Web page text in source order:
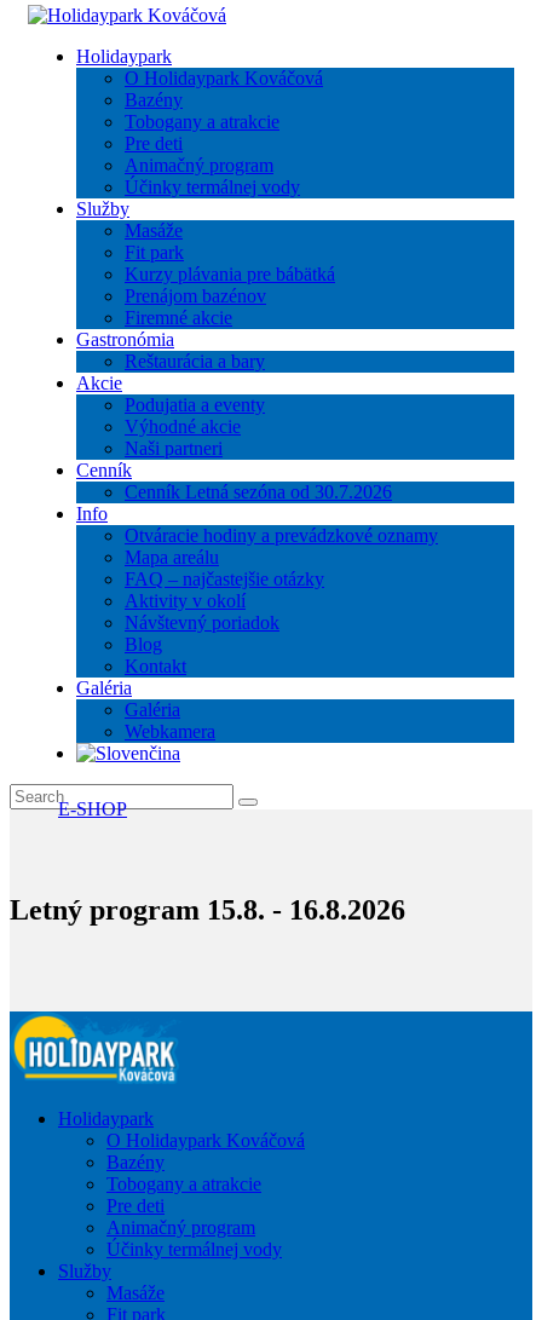
Holidaypark
O Holidaypark Kováčová
Bazény
Tobogany a atrakcie
Pre deti
Animačný program
Účinky termálnej vody
Služby
Masáže
Fit park
Kurzy plávania pre bábätká
Prenájom bazénov
Firemné akcie
Gastronómia
Reštaurácia a bary
Akcie
Podujatia a eventy
Výhodné akcie
Naši partneri
Cenník
Cenník Letná sezóna od 30.7.2026
Info
Otváracie hodiny a prevádzkové oznamy
Mapa areálu
FAQ – najčastejšie otázky
Aktivity v okolí
Návštevný poriadok
Blog
Kontakt
Galéria
Galéria
Webkamera
E-SHOP
Letný program 15.8. - 16.8.2026
Holidaypark
O Holidaypark Kováčová
Bazény
Tobogany a atrakcie
Pre deti
Animačný program
Účinky termálnej vody
Služby
Masáže
Fit park